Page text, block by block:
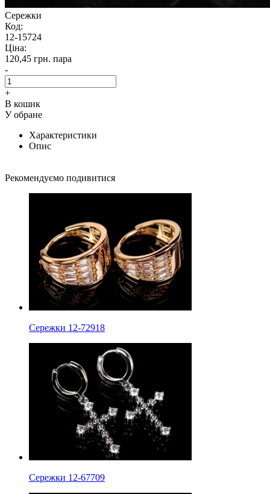
Сережки
Код:
12-15724
Ціна:
120,45 грн. пара
-
+
В кошик
У обране
Характеристики
Опис
Рекомендуємо подивитися
Сережки 12-72918
Сережки 12-67709